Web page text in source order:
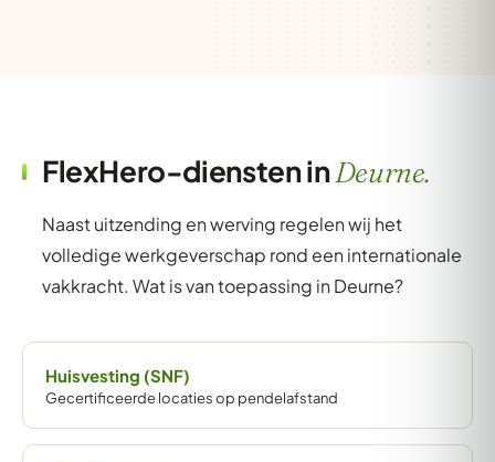
FlexHero-diensten inDeurne.
Naast uitzending en werving regelen wij het
volledige werkgeverschap rond een internationale
vakkracht. Wat is van toepassing in Deurne?
Huisvesting (SNF)
Gecertificeerde locaties op pendelafstand